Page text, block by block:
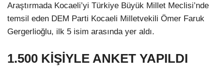
Araştırmada Kocaeli’yi Türkiye Büyük Millet Meclisi’nde
temsil eden DEM Parti Kocaeli Milletvekili Ömer Faruk
Gergerlioğlu, ilk 5 isim arasında yer aldı.
1.500 KİŞİYLE ANKET YAPILDI